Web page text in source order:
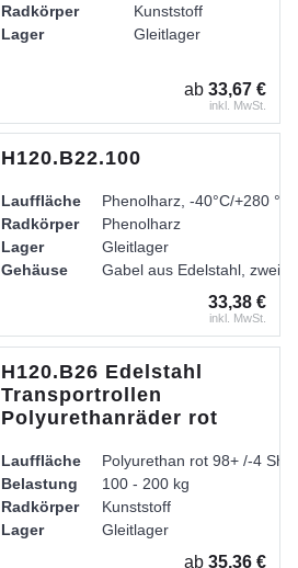
Radkörper
Kunststoff
Lager
Gleitlager
ab 33,67 €
inkl. MwSt.
H120.B22.100
Lauffläche
Phenolharz, -40°C/+280 °C
Radkörper
Phenolharz
Lager
Gleitlager
Gehäuse
Gabel aus Edelstahl,
33,38 €
inkl. MwSt.
H120.B26 Edelstahl
Transportrollen
Polyurethanräder rot
Lauffläche
Polyurethan rot 98+ /-4
Belastung
100 - 200 kg
Radkörper
Kunststoff
Lager
Gleitlager
ab 35,36 €